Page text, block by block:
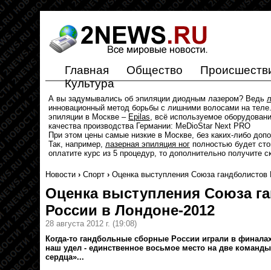
Главная Общество
Культура
А вы задумывались об эпиляции диодным лазером? Ведь
инновационный метод борьбы с лишними волосами на
эпиляции в Москве – Epilas, всё используемое
качества производства Германии: MeDioStar Next PRO
При этом цены самые низкие в Москве, без каких-либо
Так, например, лазерная эпиляция ног полностью будет
оплатите курс из 5 процедур, то дополнительно получите
Новости › Спорт › Оценка выступления Союза гандболистов
Оценка выступления Союза
России в Лондоне-2012
28 августа 2012 г. (19:08)
Когда-то гандбольные сборные России играли в
наш удел - единственное восьмое место на две
сердца»...